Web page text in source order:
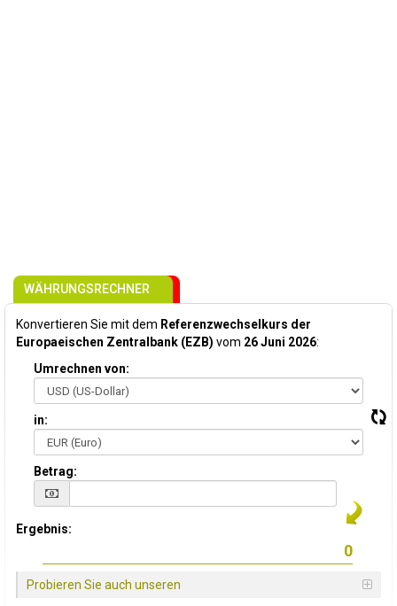
WÄHRUNGSRECHNER
Konvertieren Sie mit dem Referenzwechselkurs der
Europaeischen Zentralbank (EZB) vom 26 Juni 2026:
Umrechnen von:
in:
Betrag:
Ergebnis:
Probieren Sie auch unseren